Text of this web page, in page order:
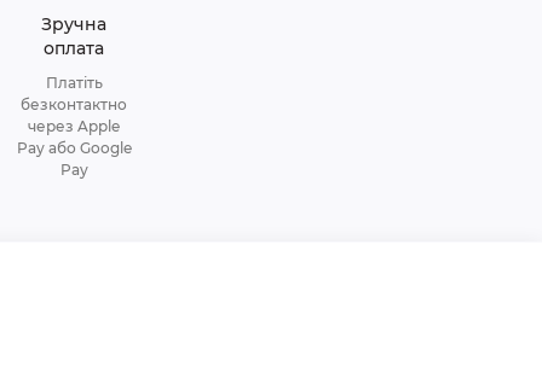
Зручна
оплата
Платіть
безконтактно
через Apple
Pay або Google
Pay